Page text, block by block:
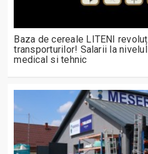
Baza de cereale LITENI
transporturilor! Salarii la
medical si tehnic